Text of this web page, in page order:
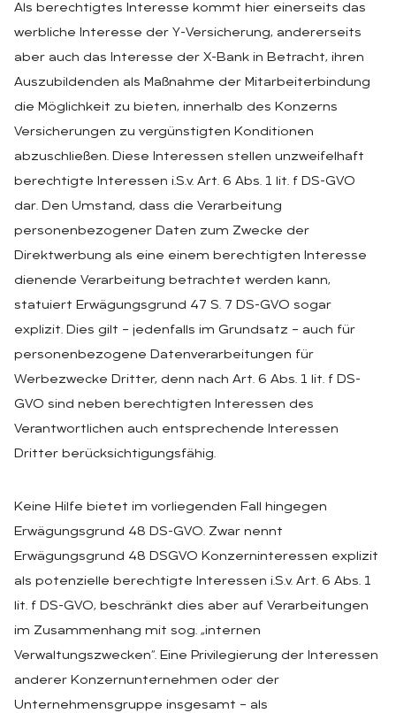
Als berechtigtes Interesse kommt hier einerseits das
werbliche Interesse der Y-Versicherung, andererseits
aber auch das Interesse der X-Bank in Betracht, ihren
Auszubildenden als Maßnahme der Mitarbeiterbindung
die Möglichkeit zu bieten, innerhalb des Konzerns
Versicherungen zu vergünstigten Konditionen
abzuschließen. Diese Interessen stellen unzweifelhaft
berechtigte Interessen i.S.v. Art. 6 Abs. 1 lit. f DS-GVO
dar. Den Umstand, dass die Verarbeitung
personenbezogener Daten zum Zwecke der
Direktwerbung als eine einem berechtigten Interesse
dienende Verarbeitung betrachtet werden kann,
statuiert Erwägungsgrund 47 S. 7 DS-GVO sogar
explizit. Dies gilt – jedenfalls im Grundsatz – auch für
personenbezogene Datenverarbeitungen für
Werbezwecke Dritter, denn nach Art. 6 Abs. 1 lit. f DS-
GVO sind neben berechtigten Interessen des
Verantwortlichen auch entsprechende Interessen
Dritter berücksichtigungsfähig.
Keine Hilfe bietet im vorliegenden Fall hingegen
Erwägungsgrund 48 DS-GVO. Zwar nennt
Erwägungsgrund 48 DSGVO Konzerninteressen explizit
als potenzielle berechtigte Interessen i.S.v. Art. 6 Abs. 1
lit. f DS-GVO, beschränkt dies aber auf Verarbeitungen
im Zusammenhang mit sog. „internen
Verwaltungszwecken“. Eine Privilegierung der Interessen
anderer Konzernunternehmen oder der
Unternehmensgruppe insgesamt – als